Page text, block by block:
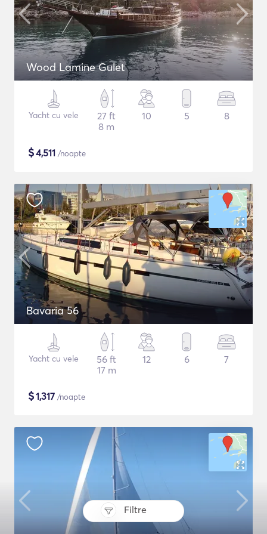
Filtre
Wood Lamine Gulet
Yacht cu vele
27 ft
8 m
10 5 8
$4,511 /noapte
Bavaria 56
Yacht cu vele
56 ft
17 m
12 6 7
$1,317 /noapte